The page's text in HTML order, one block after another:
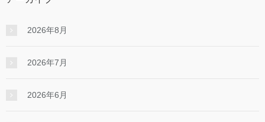
2026年8月
2026年7月
2026年6月